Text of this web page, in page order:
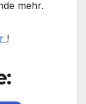
mehr.
!